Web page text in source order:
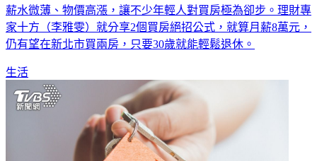
薪水微薄、物價高漲，讓不少年輕人對買房極為卻步。理財專
家十方（李雅雯）就分享2個買房絕招公式，就算月薪8萬元，
仍有望在新北市買兩房，只要30歲就能輕鬆退休。
生活